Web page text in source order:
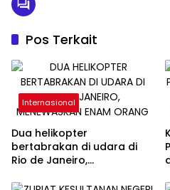
Pos Terkait
Internasional
Dua helikopter
bertabrakan di udara di
Rio de Janeiro,